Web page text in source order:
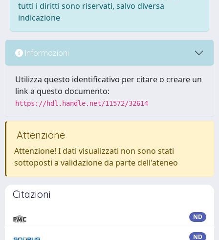
tutti i diritti sono riservati, salvo diversa
indicazione
Informazioni
Utilizza questo identificativo per citare o creare un
link a questo documento:
https://hdl.handle.net/11572/32614
Attenzione
Attenzione! I dati visualizzati non sono stati
sottoposti a validazione da parte dell'ateneo
Citazioni
ND
ND